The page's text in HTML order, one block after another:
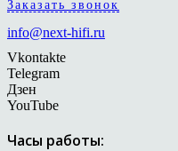
Заказать звонок
info@next-hifi.ru
Vkontakte
Telegram
Дзен
YouTube
Часы работы: